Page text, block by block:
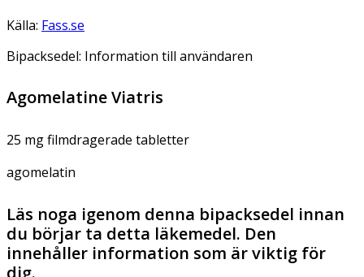
Källa: Fass.se
Bipacksedel: Information till användaren
Agomelatine Viatris
25 mg filmdragerade tabletter
agomelatin
Läs noga igenom denna bipacksedel innan
du börjar ta detta läkemedel. Den
innehåller information som är viktig för
dig.